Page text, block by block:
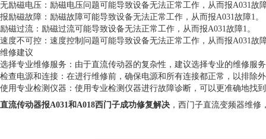
无励磁电压：励磁电压问题可能导致设备无法正常工作，从而报A031故
报励磁故障：励磁故障可能导致设备无法正常工作，从而报A031故障1。
励磁过流：励磁过流可能导致设备无法正常工作，从而报A031故障1。
速度不可控：速度控制问题可能导致设备无法正常工作，从而报A031故
维修建议
选择专业维修服务：由于直流传动器的复杂性，建议选择专业的维修服
检查电源和连接：在进行维修前，确保电源和所有连接都正常，以排除
使用专业检测仪器：使用专业检测仪器进行故障诊断，可以更准确地找
直流传动器报A031和A018西门子成功修复解决 ，西门子直流变频器维